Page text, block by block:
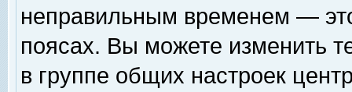
неправильным временем —
поясах. Вы можете изменить
в группе общих настроек